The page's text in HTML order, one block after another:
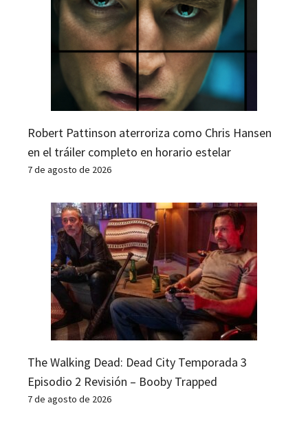
Robert Pattinson aterroriza como Chris Hansen
en el tráiler completo en horario estelar
7 de agosto de 2026
The Walking Dead: Dead City Temporada 3
Episodio 2 Revisión – Booby Trapped
7 de agosto de 2026